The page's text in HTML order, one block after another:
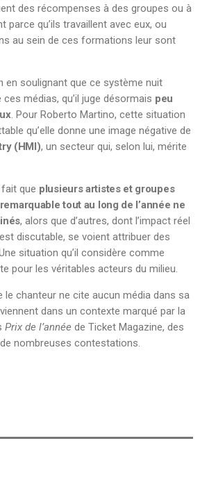
des récompenses à des groupes ou à
parce qu’ils travaillent avec eux, ou
au sein de ces formations leur sont
en soulignant que ce système nuit
ces médias, qu’il juge désormais peu
. Pour Roberto Martino, cette situation
qu’elle donne une image négative de
(HMI), un secteur qui, selon lui, mérite
que plusieurs artistes et groupes
tout au long de l’année ne
, alors que d’autres, dont l’impact réel
discutable, se voient attribuer des
situation qu’il considère comme
pour les véritables acteurs du milieu.
le chanteur ne cite aucun média dans sa
dans un contexte marqué par la
Prix de l’année de Ticket Magazine, des
nombreuses contestations.